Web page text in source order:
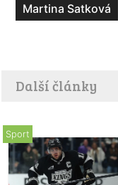
Martina Satková
Další články
Sport